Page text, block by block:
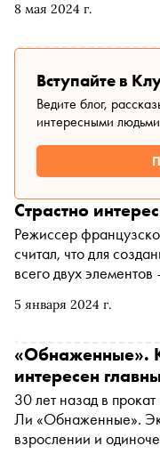
8 мая 2024 г.
режиссер при
Вступайте в
Ведите блог,
интересными
5 января 2024 г.
Страстно
Режиссер
считал, что для
всего двух
погрузиться в чужие
«Сноб»
«Обнаженные».
интересен
30 лет назад в
Ли «Обнаженные».
взрослении и